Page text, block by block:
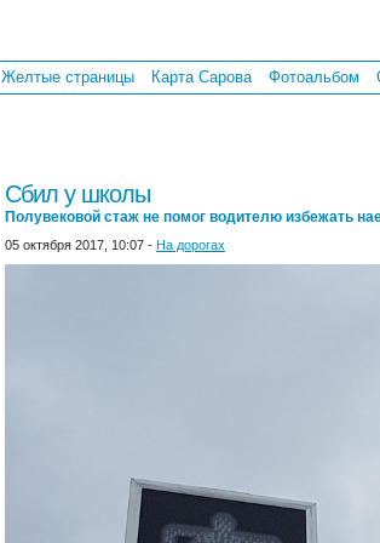
Желтые страницы Карта Сарова Фотоальбом
Сбил у школы
Полувековой стаж не помог водителю избежать
05 октября 2017, 10:07 - На дорогах